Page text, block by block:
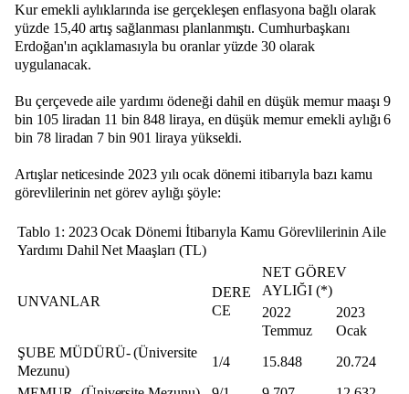
Kur emekli aylıklarında ise gerçekleşen enflasyona bağlı olarak
yüzde 15,40 artış sağlanması planlanmıştı. Cumhurbaşkanı
Erdoğan'ın açıklamasıyla bu oranlar yüzde 30 olarak
uygulanacak.
Bu çerçevede aile yardımı ödeneği dahil en düşük memur maaşı 9
bin 105 liradan 11 bin 848 liraya, en düşük memur emekli aylığı 6
bin 78 liradan 7 bin 901 liraya yükseldi.
Artışlar neticesinde 2023 yılı ocak dönemi itibarıyla bazı kamu
görevlilerinin net görev aylığı şöyle:
Tablo 1: 2023 Ocak Dönemi İtibarıyla Kamu Görevlilerinin Aile
Yardımı Dahil Net Maaşları (TL)
UNVANLAR
DERE
CE
NET GÖREV
AYLIĞI (*)
2022
Temmuz
2023
Ocak
ŞUBE MÜDÜRÜ- (Üniversite
Mezunu)
1/4 15.848
20.724